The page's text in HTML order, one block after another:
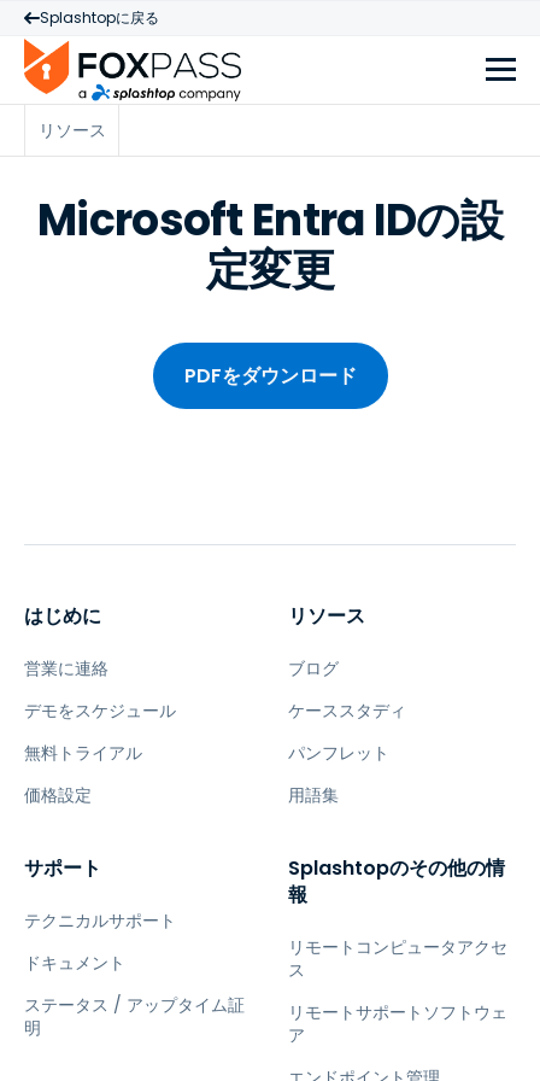
Splashtopに戻る
リソース
Microsoft Entra IDの設
定変更
PDFをダウンロード
はじめに
営業に連絡
デモをスケジュール
無料トライアル
価格設定
リソース
ブログ
ケーススタディ
パンフレット
用語集
サポート
テクニカルサポート
ドキュメント
ステータス / アップタイム証
明
Splashtopのその他の情
報
リモートコンピュータアクセ
ス
リモートサポートソフトウェ
ア